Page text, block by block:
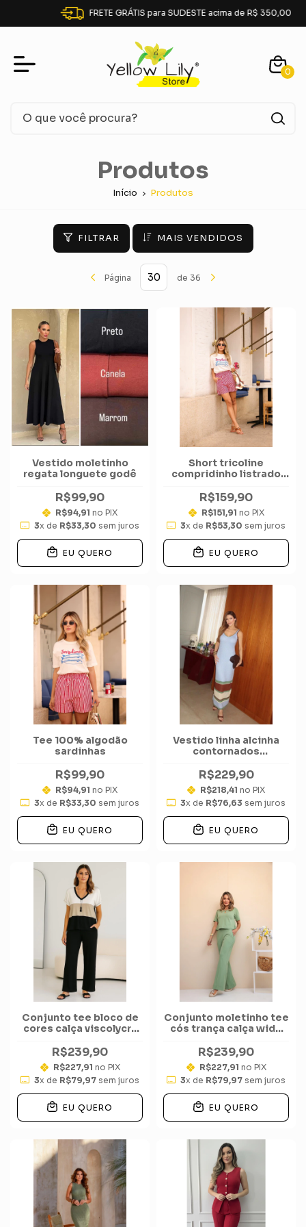
FRETE GRÁTIS para SUDESTE acima de R$ 350,00
0
Produtos
Início Produtos
FILTRAR MAIS VENDIDOS
Página de 36
Vestido moletinho
regata longuete godê
R$99,90
R$94,91 no PIX
3x de R$33,30 sem juros
EU QUERO
Short tricoline
compridinho listrado
R$159,90
R$151,91 no PIX
3x de R$53,30 sem juros
EU QUERO
Tee 100% algodão
sardinhas
R$99,90
R$94,91 no PIX
3x de R$33,30 sem juros
EU QUERO
Vestido linha alcinha
contornados
R$229,90
R$218,41 no PIX
3x de R$76,63 sem juros
EU QUERO
Conjunto tee bloco de
cores calça viscolycra
R$239,90
R$227,91 no PIX
3x de R$79,97 sem juros
EU QUERO
Conjunto moletinho tee
cós trança calça wide
R$239,90
R$227,91 no PIX
3x de R$79,97 sem juros
EU QUERO